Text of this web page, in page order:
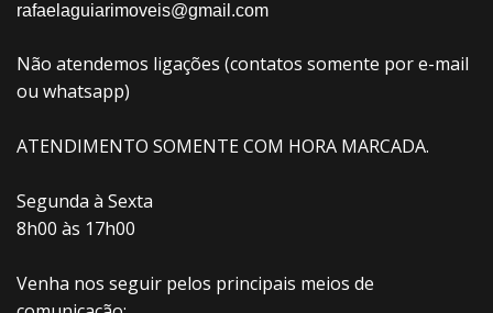
rafaelaguiarimoveis@gmail.com
Não atendemos ligações (contatos somente por e-mail
ou whatsapp)
ATENDIMENTO SOMENTE COM HORA MARCADA.
Segunda à Sexta
8h00 às 17h00
Venha nos seguir pelos principais meios de